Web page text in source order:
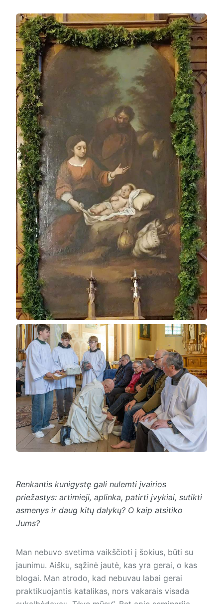
Renkantis kunigystę gali nulemti įvairios
priežastys: artimieji, aplinka, patirti įvykiai, sutikti
asmenys ir daug kitų dalykų? O kaip atsitiko
Jums?
Man nebuvo svetima vaikščioti į šokius, būti su
jaunimu. Aišku, sąžinė jautė, kas yra gerai, o kas
blogai. Man atrodo, kad nebuvau labai gerai
praktikuojantis katalikas, nors vakarais visada